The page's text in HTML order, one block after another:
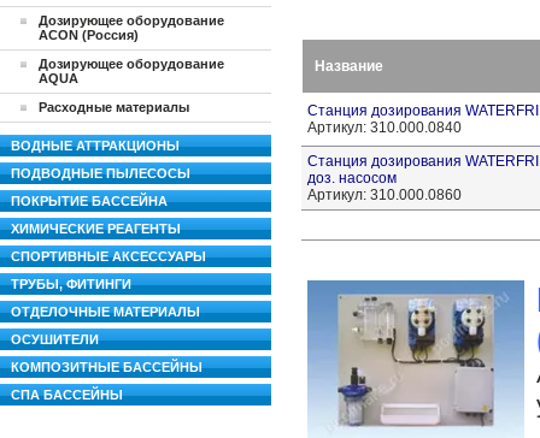
Название
Станция дозирования
Артикул: 310.000.0840
Станция дозирования
доз. насосом
Артикул: 310.000.0860
Дозирующее оборудование
ACON (Россия)
Дозирующее оборудование
AQUA
Расходные материалы
ВОДНЫЕ АТТРАКЦИОНЫ
ПОДВОДНЫЕ ПЫЛЕСОСЫ
ПОКРЫТИЕ БАССЕЙНА
ХИМИЧЕСКИЕ РЕАГЕНТЫ
СПОРТИВНЫЕ АКСЕССУАРЫ
ТРУБЫ, ФИТИНГИ
ОТДЕЛОЧНЫЕ МАТЕРИАЛЫ
ОСУШИТЕЛИ
КОМПОЗИТНЫЕ БАССЕЙНЫ
СПА БАССЕЙНЫ